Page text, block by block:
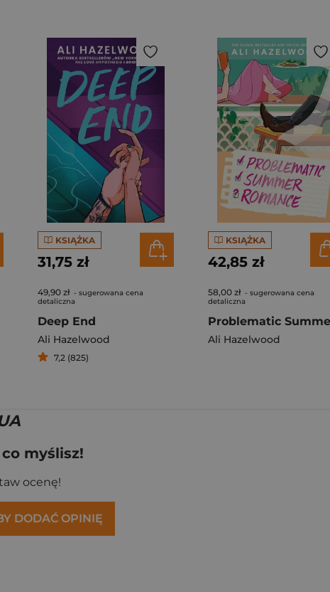
KSIĄŻKA
31,75 zł
49,90 zł - sugerowana cena
detaliczna
Deep End
Ali Hazelwood
7,2 (825)
KSIĄŻKA
42,85 zł
58,00 zł - sugerowana cena
detaliczna
Ali Hazelwood
myślisz!
ocenę!
DODAĆ OPINIĘ